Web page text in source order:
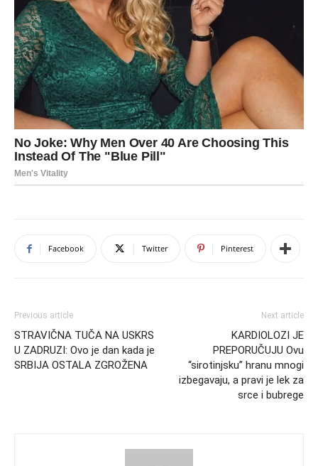
Facebook Twitter Pinterest
Previous article
STRAVIČNA TUČA NA USKRS
U ZADRUZI: Ovo je dan kada je
SRBIJA OSTALA ZGROŽENA
Next article
KARDIOLOZI JE
PREPORUČUJU Ovu
“sirotinjsku” hranu mnogi
izbegavaju, a pravi je lek za
srce i bubrege